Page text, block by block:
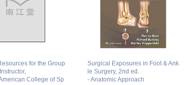
for the Group
College of Sp
Surgical Exposures in Foot & Ank
le Surgery, 2nd ed.
- Anatomic Approach